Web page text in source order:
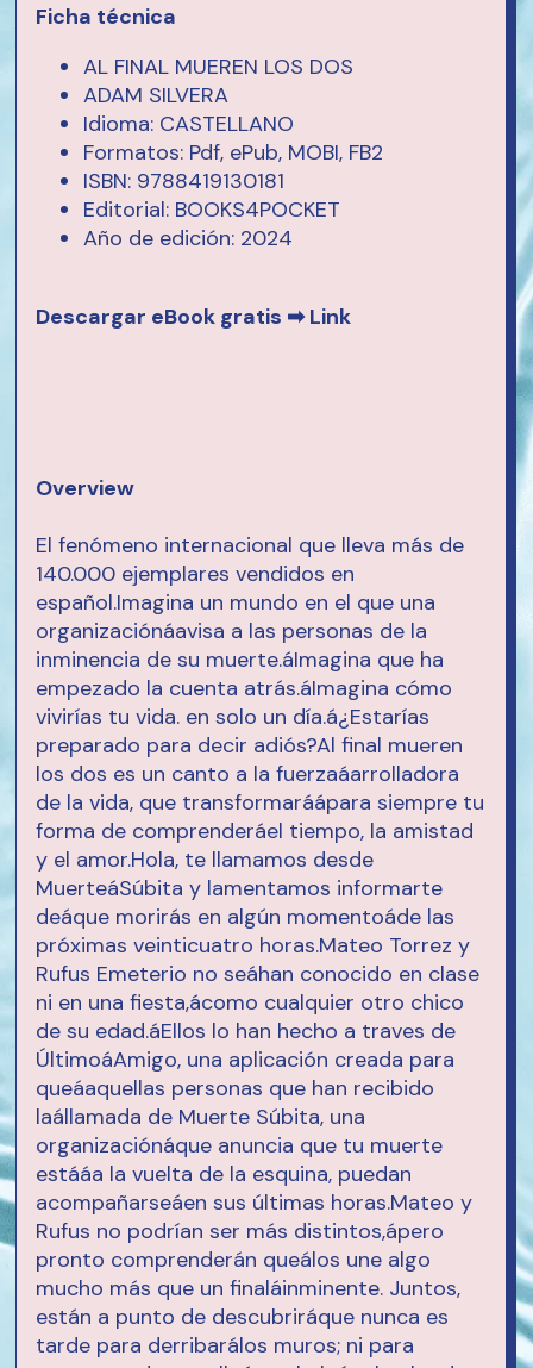
Ficha técnica
AL FINAL MUEREN LOS DOS
ADAM SILVERA
Idioma: CASTELLANO
Formatos: Pdf, ePub, MOBI, FB2
ISBN: 9788419130181
Editorial: BOOKS4POCKET
Año de edición: 2024
Descargar eBook gratis ➡Link
Overview
El fenómeno internacional que lleva más de
140.000 ejemplares vendidos en
español.Imagina un mundo en el que una
organizaciónáavisa a las personas de la
inminencia de su muerte.áImagina que ha
empezado la cuenta atrás.áImagina cómo
vivirías tu vida. en solo un día.á¿Estarías
preparado para decir adiós?Al final mueren
los dos es un canto a la fuerzaáarrolladora
de la vida, que transformaráápara siempre tu
forma de comprenderáel tiempo, la amistad
y el amor.Hola, te llamamos desde
MuerteáSúbita y lamentamos informarte
deáque morirás en algún momentoáde las
próximas veinticuatro horas.Mateo Torrez y
Rufus Emeterio no seáhan conocido en clase
ni en una fiesta,ácomo cualquier otro chico
de su edad.áEllos lo han hecho a traves de
ÚltimoáAmigo, una aplicación creada para
queáaquellas personas que han recibido
laállamada de Muerte Súbita, una
organizaciónáque anuncia que tu muerte
estááa la vuelta de la esquina, puedan
acompañarseáen sus últimas horas.Mateo y
Rufus no podrían ser más distintos,ápero
pronto comprenderán queálos une algo
mucho más que un finaláinminente. Juntos,
están a punto de descubriráque nunca es
tarde para derribarálos muros; ni para